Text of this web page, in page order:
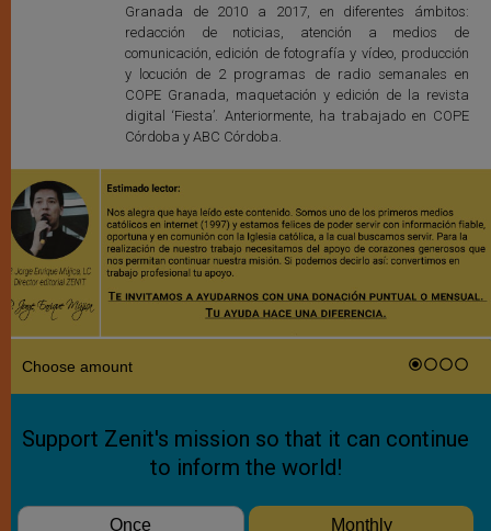
Granada de 2010 a 2017, en diferentes ámbitos:
redacción de noticias, atención a medios de
comunicación, edición de fotografía y vídeo, producción
y locución de 2 programas de radio semanales en
COPE Granada, maquetación y edición de la revista
digital ‘Fiesta’. Anteriormente, ha trabajado en COPE
Córdoba y ABC Córdoba.